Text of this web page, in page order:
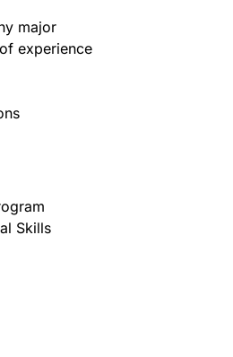
major
experience
Skills